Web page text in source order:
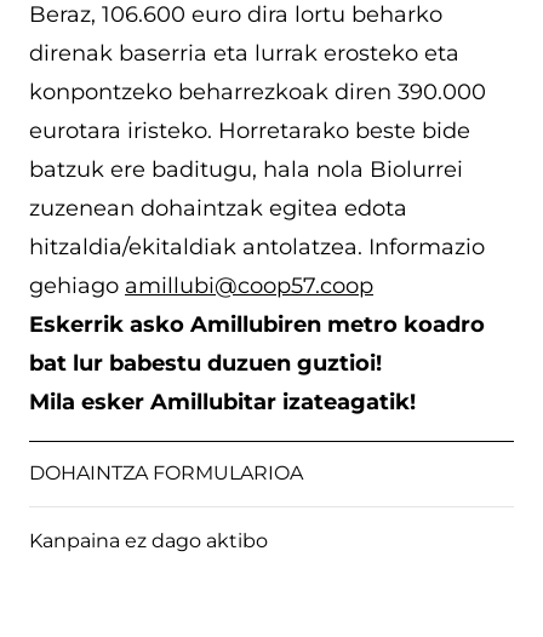
Beraz, 106.600 euro dira lortu beharko
direnak baserria eta lurrak erosteko eta
konpontzeko beharrezkoak diren 390.000
eurotara iristeko. Horretarako beste bide
batzuk ere baditugu, hala nola Biolurrei
zuzenean dohaintzak egitea edota
hitzaldia/ekitaldiak antolatzea. Informazio
gehiago amillubi@coop57.coop
Eskerrik asko Amillubiren metro koadro
bat lur babestu duzuen guztioi!
Mila esker Amillubitar izateagatik!
DOHAINTZA FORMULARIOA
Kanpaina ez dago aktibo